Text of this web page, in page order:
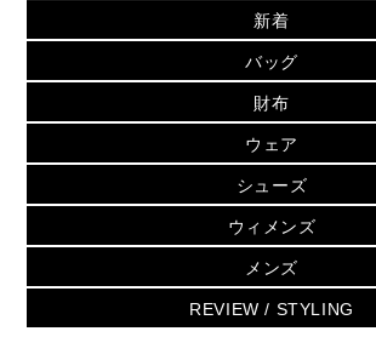
▶ ウィメンズ
バッグ
小物
シューズ・靴
ウェア
アクセサリー
時計
▶ メンズ
バッグ
PRODUCT OF THE MONTH - 今月の
再値下げアイテム
追加アイテム
▶ ウィメンズすべて(ウェア・シュー
バッグ
財布・小物
ウェア
シューズ
時計・ジュエリー
新着
初夏のスタイル
▶ すべて
▶ ウィメンズすべて
財布・小物
アクセサリー
フレグランス
シューズ
バッグ
人気の定番アイテム
日本限定 - バッグ
▶ ウィメンズすべて
トートバッグ
ショルダーバッグ
クロスボディ・斜め掛け
財布
日本限定 - 財布・小物
▶ ウィメンズすべて
GREENWICH
折り財布(二つ折り・三つ折
長財布
ウェア
▶ ウィメンズすべて
トップス
スカート・パンツ
ジャケット・アウター
シューズ
▶ ウィメンズすべて
サンダル
スニーカー
ウィメンズ
人気の定番アイテム
▶ ウィメンズすべて
メンズ
▶ メンズすべて
REVIEW / STYLING